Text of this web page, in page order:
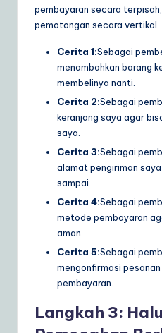
pembayaran secara
pemotongan secara vertikal.
Cerita 1:Sebagai
menambahkan barang
membelinya nanti.
Cerita 2:Sebagai
keranjang saya agar
saya.
Cerita 3:Sebagai
alamat pengiriman
sampai.
Cerita 4:Sebagai
metode pembayaran
aman.
Cerita 5:Sebagai
mengonfirmasi
pembayaran.
Langkah 3: